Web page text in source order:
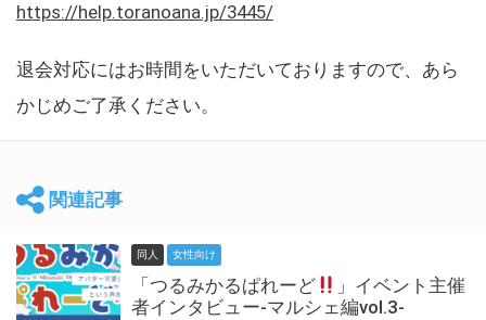
https://help.toranoana.jp/3445/
退会対応にはお時間をいただいておりますので、あら
かじめご了承ください。
関連記事
同人 女性向け
「つるみかるぱれーど
」イベント主催
者インタビュー-マルシェ編vol.3-